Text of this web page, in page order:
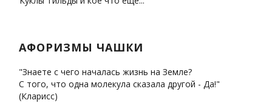
АФОРИЗМЫ ЧАШКИ
"Знаете с чего началась жизнь на Земле?
С того, что одна молекула сказала другой - Да!"
(Кларисс)